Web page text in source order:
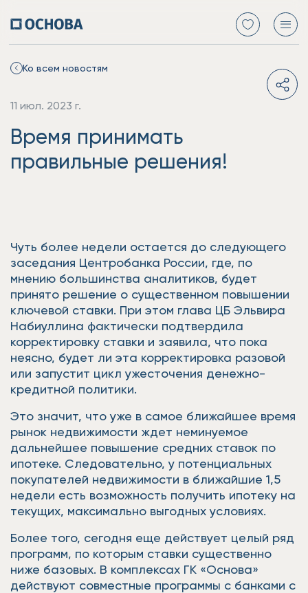
Ко всем новостям
11 июл. 2023 г.
Время принимать
правильные решения!
Чуть более недели остается до следующего
заседания Центробанка России, где, по
мнению большинства аналитиков, будет
принято решение о существенном повышении
ключевой ставки. При этом глава ЦБ Эльвира
Набиуллина фактически подтвердила
корректировку ставки и заявила, что пока
неясно, будет ли эта корректировка разовой
или запустит цикл ужесточения денежно-
кредитной политики.
Это значит, что уже в самое ближайшее время
рынок недвижимости ждет неминуемое
дальнейшее повышение средних ставок по
ипотеке. Следовательно, у потенциальных
покупателей недвижимости в ближайшие 1,5
недели есть возможность получить ипотеку на
текущих, максимально выгодных условиях.
Более того, сегодня еще действует целый ряд
программ, по которым ставки существенно
ниже базовых. В комплексах ГК «Основа»
действуют совместные программы с банками с